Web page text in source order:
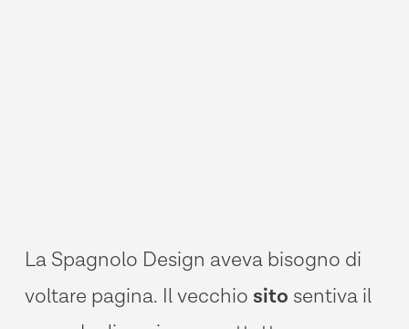
La Spagnolo Design aveva bisogno di
voltare pagina. Ilvecchio sito sentiva il